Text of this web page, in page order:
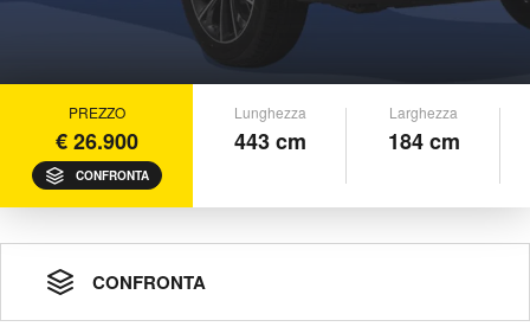
PREZZO
€ 26.900
CONFRONTA
Lunghezza
443 cm
Larghezza
184 cm
CONFRONTA